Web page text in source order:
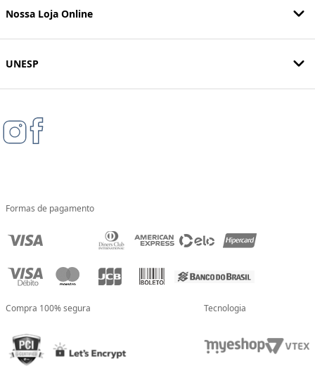
Nossa Loja Online
UNESP
Formas de pagamento
Compra 100% segura Tecnologia